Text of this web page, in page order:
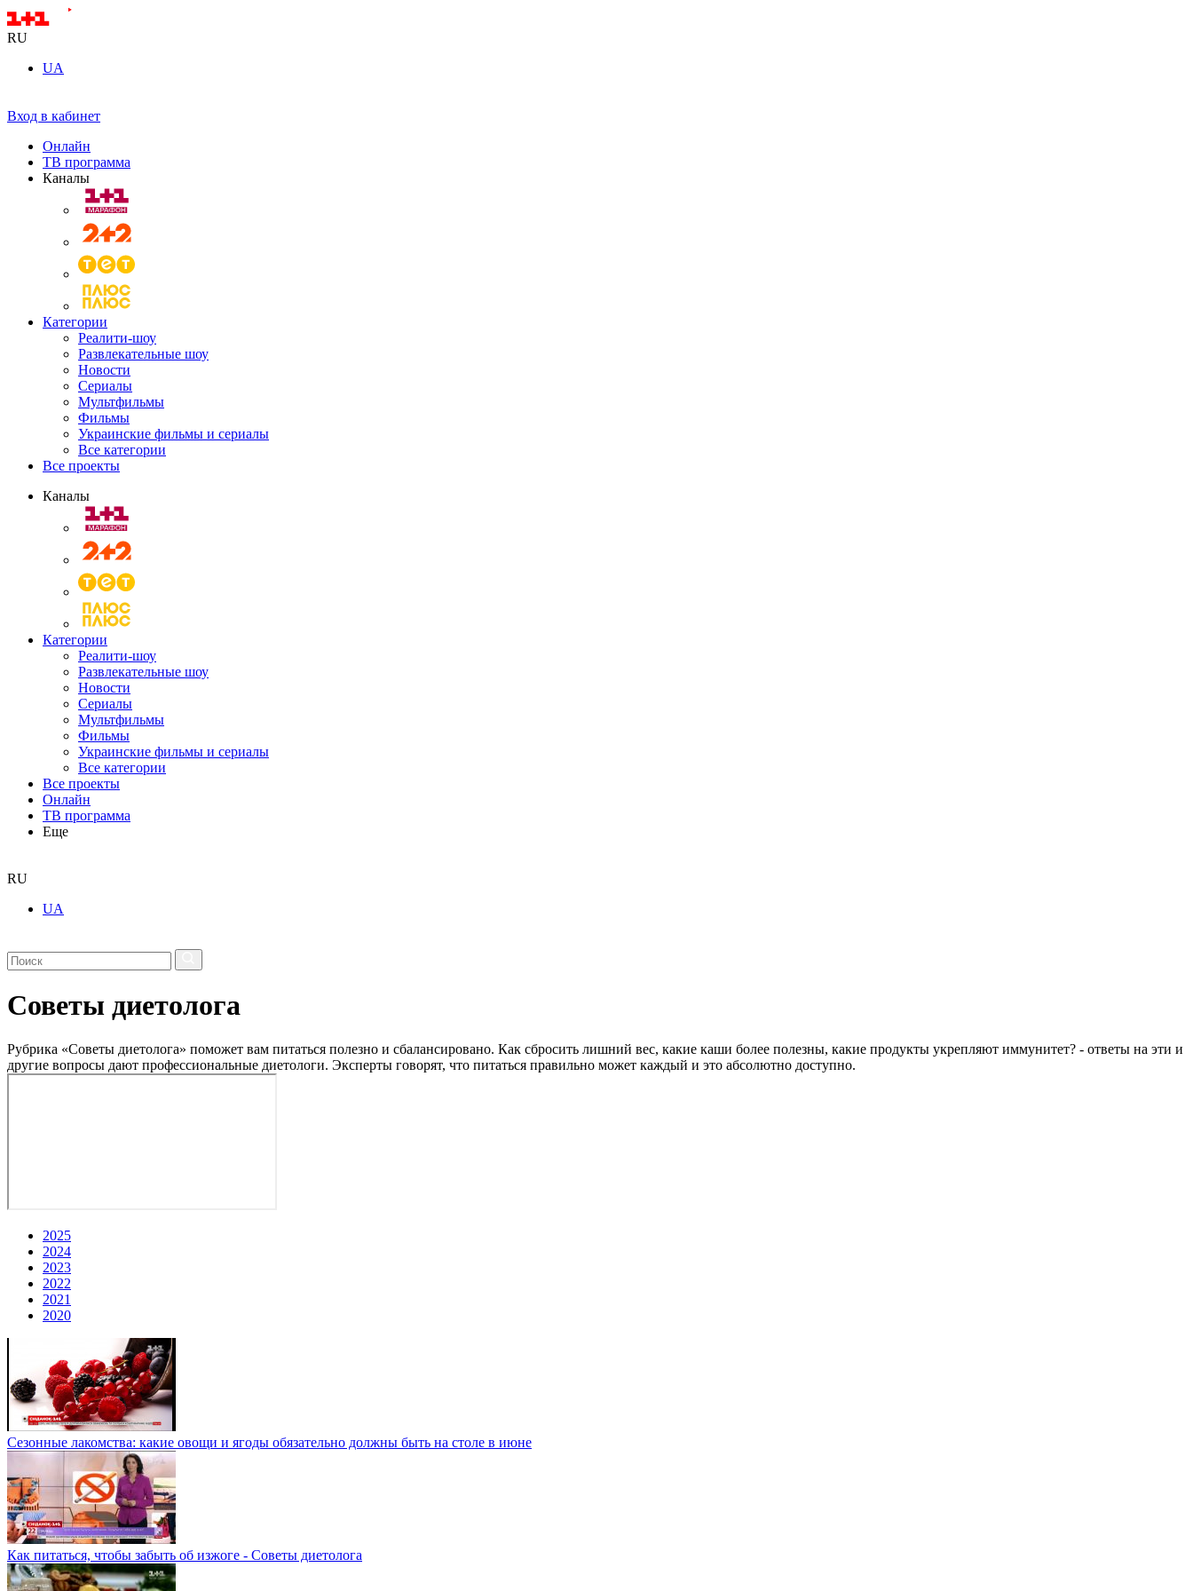
RU
UA
Вход в кабинет
Онлайн
ТВ программа
Каналы
Категории
Реалити-шоу
Развлекательные шоу
Новости
Сериалы
Мультфильмы
Фильмы
Украинские фильмы и сериалы
Все категории
Все проекты
Каналы
Категории
Реалити-шоу
Развлекательные шоу
Новости
Сериалы
Мультфильмы
Фильмы
Украинские фильмы и сериалы
Все категории
Все проекты
Онлайн
ТВ программа
Еще
RU
UA
Советы диетолога
Рубрика «Советы диетолога» поможет вам питаться полезно и сбалансировано. Как сбросить лишний вес, какие каши более полезны, какие продукты укрепляют иммунитет? - ответы на эти и
другие вопросы дают профессиональные диетологи. Эксперты говорят, что питаться правильно может каждый и это абсолютно доступно.
2025
2024
2023
2022
2021
2020
Сезонные лакомства: какие овощи и ягоды обязательно должны быть на столе в июне
Как питаться, чтобы забыть об изжоге - Советы диетолога